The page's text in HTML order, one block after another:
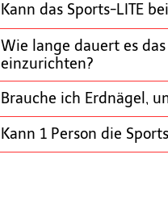
Kann das Sports-LITE
Wie lange dauert es
einzurichten?
Brauche ich Erdnägel,
Kann 1 Person die